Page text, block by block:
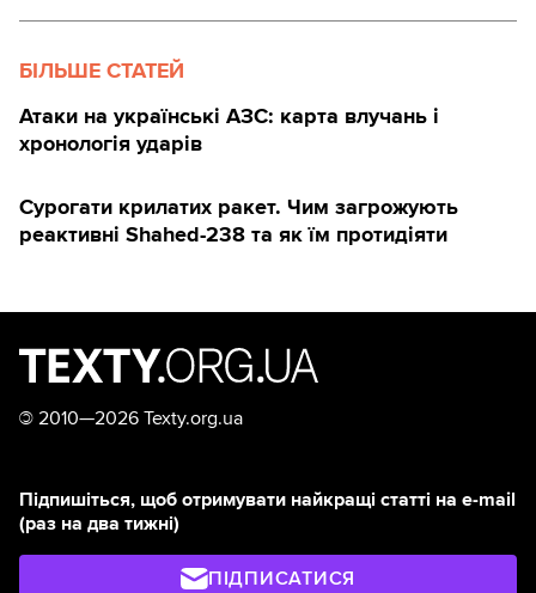
БІЛЬШЕ СТАТЕЙ
Атаки на українські АЗС: карта влучань і
хронологія ударів
Сурогати крилатих ракет. Чим загрожують
реактивні Shahed-238 та як їм протидіяти
© 2010—2026 Texty.org.ua
Підпишіться, щоб отримувати найкращі статті на e-mail
(раз на два тижні)
ПІДПИСАТИСЯ